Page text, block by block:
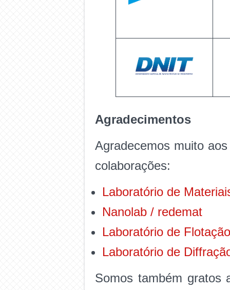
Agradecimentos
Agradecemos muito
colaborações:
Laboratório de
Nanolab / redemat
Laboratório de
Laboratório de
Somos também gratos